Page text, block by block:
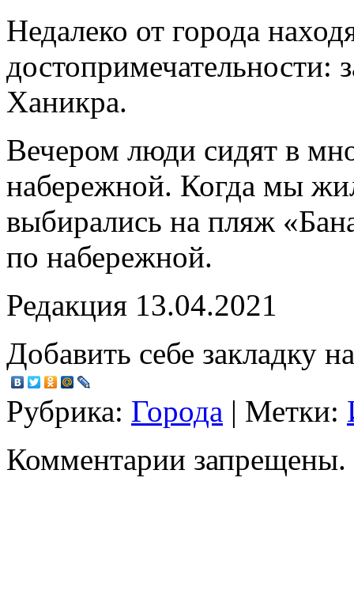
Недалеко от города
Ханикра.
Вечером люди сидят в
набережной. Когда мы
выбирались на пляж
по набережной.
Редакция 13.04.2021
Добавить себе закладку
Рубрика: Города | Метки:
Комментарии запрещены.